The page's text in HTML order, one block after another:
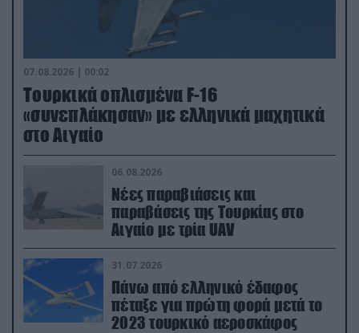
07.08.2026 | 00:02
Τουρκικά οπλισμένα F-16
«συνεπλάκησαν» με ελληνικά μαχητικά
στο Αιγαίο
06.08.2026
Νέες παραβιάσεις και
παραβάσεις της Τουρκίας στο
Αιγαίο με τρία UAV
31.07.2026
Πάνω από ελληνικό έδαφος
πέταξε για πρώτη φορά μετά το
2023 τουρκικό αεροσκάφος